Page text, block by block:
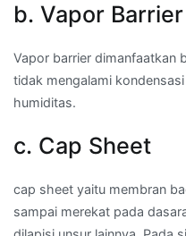
b. Vapor Barrier
Vapor barrier dimanfaatkan
tidak mengalami
humiditas.
c. Cap Sheet
cap sheet yaitu membran
sampai merekat pada